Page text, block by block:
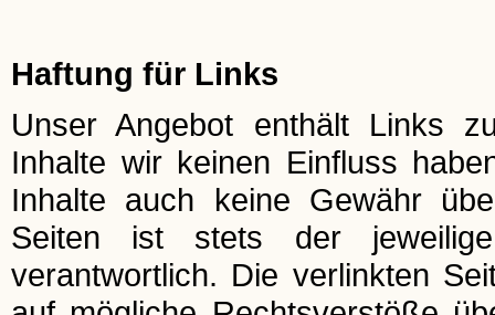
Haftung für Links
Unser Angebot enthält Links
Inhalte wir keinen Einfluss
Inhalte auch keine Gewähr
Seiten ist stets der
verantwortlich. Die verlinkten